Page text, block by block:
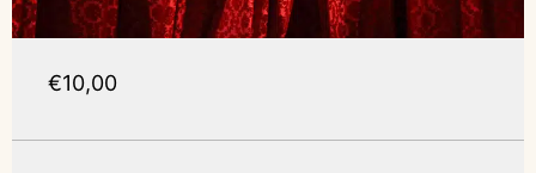
€10,00